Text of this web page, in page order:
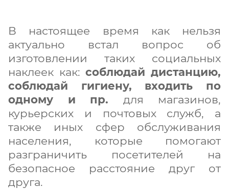
В настоящее время как нельзя
актуально встал вопрос об
изготовлении таких социальных
наклеек как:соблюдай дистанцию,
соблюдай гигиену, входить по
одному и пр. для магазинов,
курьерских и почтовых служб, а
также иных сфер обслуживания
населения, которые помогают
разграничить посетителей на
безопасное расстояние друг от
друга.